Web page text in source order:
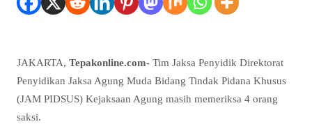
JAKARTA, Tepakonline.com- Tim Jaksa Penyidik Direktorat
Penyidikan Jaksa Agung Muda Bidang Tindak Pidana Khusus
(JAM PIDSUS) Kejaksaan Agung masih memeriksa 4 orang
saksi.